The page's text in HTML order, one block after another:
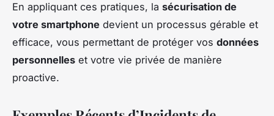
En appliquant ces pratiques, la sécurisation de
votre smartphone devient un processus gérable et
efficace, vous permettant de protéger vos données
personnelles et votre vie privée de manière
proactive.